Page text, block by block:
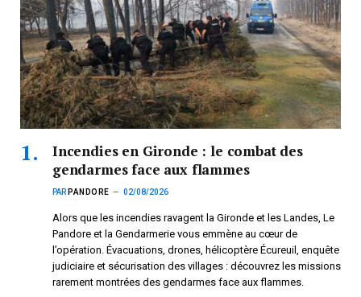
Incendies en Gironde : le combat des
gendarmes face aux flammes
PAR PANDORE 02/08/2026
Alors que les incendies ravagent la Gironde et les Landes, Le
Pandore et la Gendarmerie vous emmène au cœur de
l’opération. Évacuations, drones, hélicoptère Écureuil, enquête
judiciaire et sécurisation des villages : découvrez les missions
rarement montrées des gendarmes face aux flammes.